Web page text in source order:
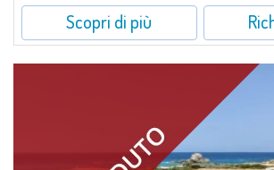
Scopri di più